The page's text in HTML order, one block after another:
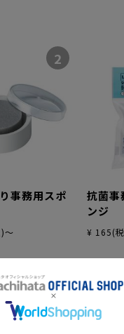
2
事務用スポ
～
トに入れる
抗菌事
ンジ
¥ 165(